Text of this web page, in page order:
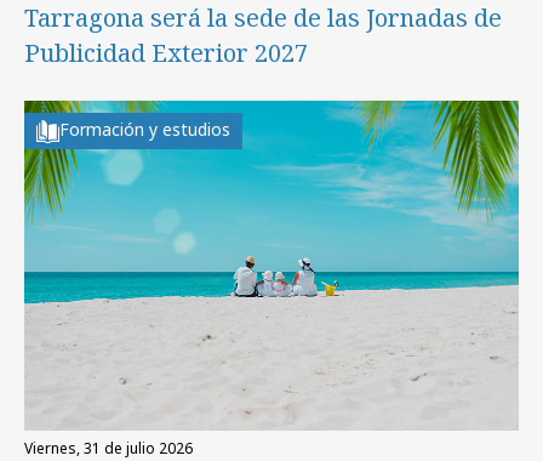
Tarragona será la sede de las Jornadas de
Publicidad Exterior 2027
Formación y estudios
viernes, 31 de julio 2026